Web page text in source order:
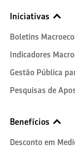
Iniciativas
Boletins
Indicadores
Gestão Pública
Pesquisas de
Benefícios
Desconto em